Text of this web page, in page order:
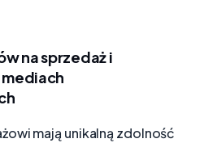
na sprzedaż i
mają unikalną zdolność